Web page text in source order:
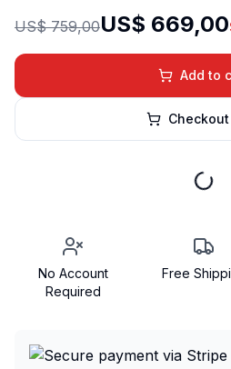
US$ 759,00US$ 669,00
Add to
No Account
Required
Free